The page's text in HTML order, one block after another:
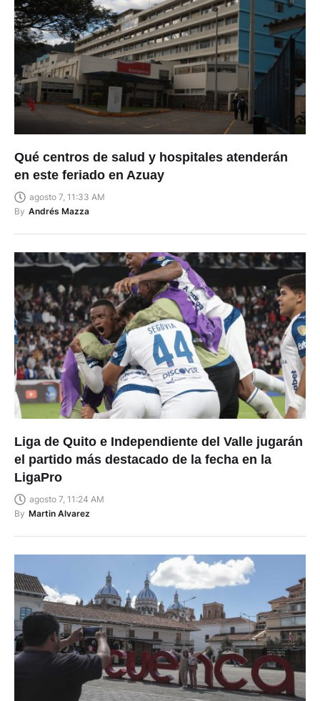
Qué centros de salud y hospitales atenderán
en este feriado en Azuay
agosto 7, 11:33 AM
By Andrés Mazza
Liga de Quito e Independiente del Valle jugarán
el partido más destacado de la fecha en la
LigaPro
agosto 7, 11:24 AM
By Martin Alvarez